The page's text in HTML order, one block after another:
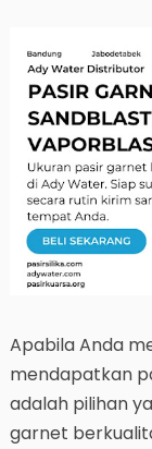
Apabila Anda
mendapatkan
adalah pilihan
garnet